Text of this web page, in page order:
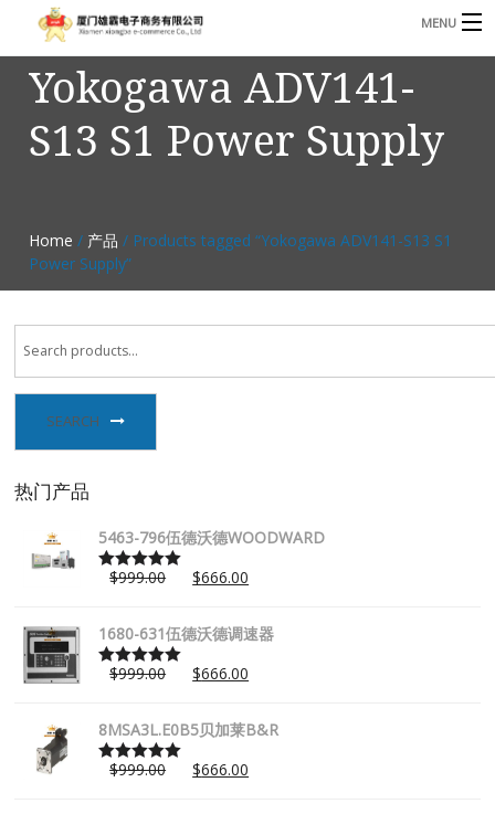
MENU
3221366881@qq.com Phone: +86 17750010683
首页
资讯
联系我们
Yokogawa ADV141-
S13 S1 Power Supply
Home / 产品 / Products tagged “Yokogawa ADV141-S13 S1
Power Supply”
SEARCH
热门产品
5463-796伍德沃德WOODWARD
Rated5.00
$999.00 $666.00
1680-631伍德沃德调速器
Rated5.00
$999.00 $666.00
8MSA3L.E0B5贝加莱B&R
Rated5.00
$999.00 $666.00